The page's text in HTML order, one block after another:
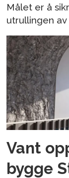
Målet er å
utrullingen
Vant
bygge